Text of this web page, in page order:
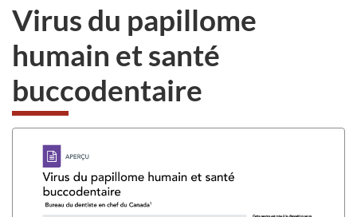
Virus du papillome
humain et santé
buccodentaire